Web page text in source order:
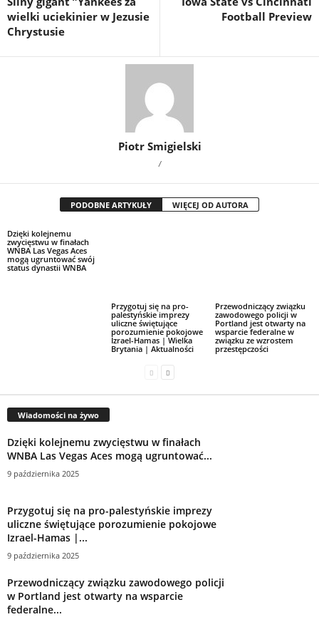
wielki uciekinier w Jezusie
Chrystusie
Football Preview
Piotr Smigielski
/
PODOBNE ARTYKUŁY WIĘCEJ OD AUTORA
Dzięki kolejnemu
zwycięstwu w finałach
WNBA Las Vegas Aces
mogą ugruntować swój
status dynastii WNBA
Przygotuj się na pro-
palestyńskie imprezy
uliczne świętujące
porozumienie pokojowe
Izrael-Hamas | Wielka
Brytania | Aktualności
Przewodniczący związku
zawodowego policji w
Portland jest otwarty na
wsparcie federalne w
związku ze wzrostem
przestępczości
Wiadomości na żywo
Dzięki kolejnemu zwycięstwu w finałach
WNBA Las Vegas Aces mogą ugruntować...
9 października 2025
Przygotuj się na pro-palestyńskie imprezy
uliczne świętujące porozumienie pokojowe
Izrael-Hamas |...
9 października 2025
Przewodniczący związku zawodowego policji
w Portland jest otwarty na wsparcie
federalne...